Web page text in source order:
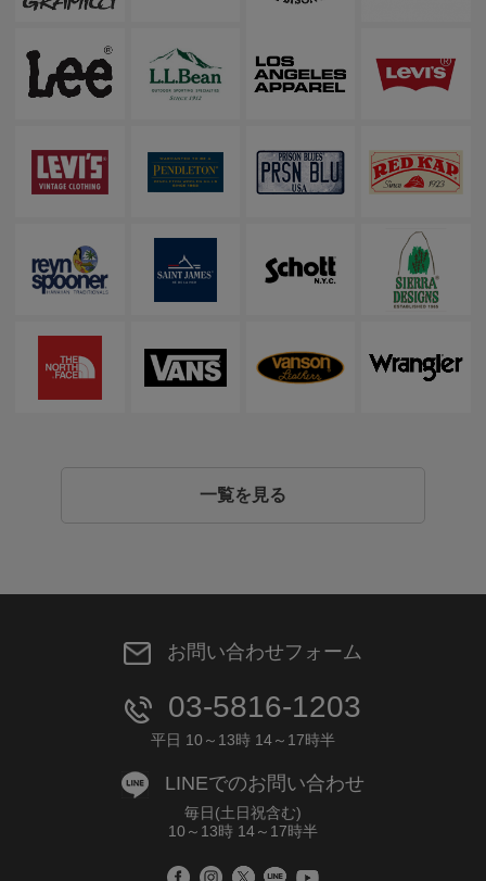
一覧を見る
お問い合わせフォーム
03-5816-1203
平日 10～13時 14～17時半
LINEでのお問い合わせ
毎日(土日祝含む)
10～13時 14～17時半